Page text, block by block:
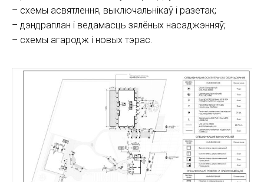
– схемы асвятлення, выключальнікаў і разетак;
– дэндраплан і ведамасць зялёных насаджэнняў;
– схемы агародж і новых тэрас.